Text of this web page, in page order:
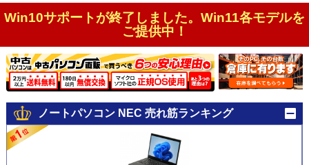
Win10サポートが終了しました。Win11各モデルを
ご提供中！
ノートパソコン NEC 売れ筋ランキング